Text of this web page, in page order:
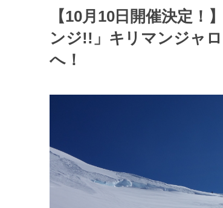
【10月10日開催決定
ンジ!!」キリマンジャ
へ！